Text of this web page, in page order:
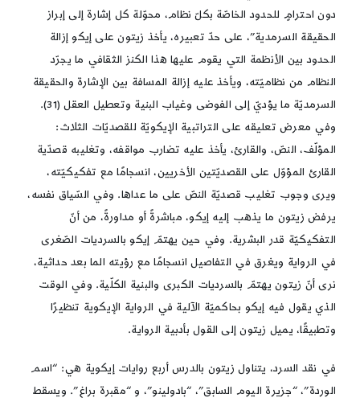
دون احترامٍ للحدود الخاصّة بكلّ نظام، محوّلة كل إشارة إلى إبراز
الحقيقة السرمدية”، على حدّ تعبيره، يأخذ زيتون على إيكو إزالة
الحدود بين الأنظمة التي يقوم عليها هذا الكنز الثقافي ما يجرّد
النظام من نظاميّته، ويأخذ عليه إزالة المسافة بين الإشارة والحقيقة
السرمديّة ما يؤديّ إلى الفوضى وغياب البنية وتعطيل العقل (31).
وفي معرض تعليقه على التراتبية الإيكويّة للقصديّات الثلاث:
المؤلّف، النصّ، والقارئ، يأخذ عليه تضارب مواقفه، وتغليبه قصدّية
القارئ المؤوّل على القصديّتين الأخريين، انسجامًا مع تفكيكيّته،
ويرى وجوب تغليب قصديّة النصّ على ما عداها. وفي السّياق نفسه،
يرفض زيتون ما يذهب إليه إيكو، مباشرةً أو مداورةً، من أنّ
التفكيكيّة قدر البشرية. وفي حين يهتمّ إيكو بالسرديات الصّغرى
في الرواية ويغرق في التفاصيل انسجامًا مع رؤيته الما بعد حداثية،
نرى أنّ زيتون يهتمّ بالسرديات الكبرى والبنية الكلّية. وفي الوقت
الذي يقول فيه إيكو بحاكميّة الآلية في الرواية الإيكوية تنظيرًا
وتطبيقًا، يميل زيتون إلى القول بأدبية الرواية.
في نقد السرد، يتناول زيتون بالدرس أربع روايات إيكوية هي: “اسم
الوردة”، “جزيرة اليوم السابق”، “بادولينو”، و “مقبرة براغ”. ويسقط